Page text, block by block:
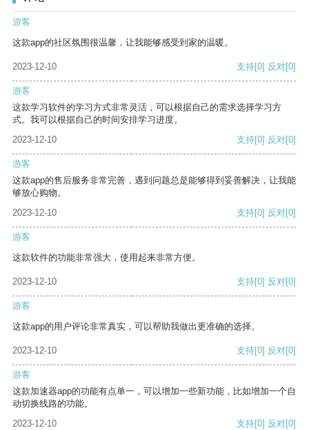
游客
这款app的社区氛围很温馨，让我能够感受到家的温暖。
2023-12-10 支持[0] 反对[0]
游客
这款学习软件的学习方式非常灵活，可以根据自己的需求选择学习方
式。我可以根据自己的时间安排学习进度。
2023-12-10
支持[0] 反对[0]
游客
这款app的售后服务非常完善，遇到问题总是能够得到妥善解决，让我能
够放心购物。
2023-12-10
支持[0] 反对[0]
游客
这款软件的功能非常强大，使用起来非常方便。
2023-12-10 支持[0] 反对[0]
游客
这款app的用户评论非常真实，可以帮助我做出更准确的选择。
2023-12-10 支持[0] 反对[0]
游客
这款加速器app的功能有点单一，可以增加一些新功能，比如增加一个自
动切换线路的功能。
2023-12-10
支持[0] 反对[0]